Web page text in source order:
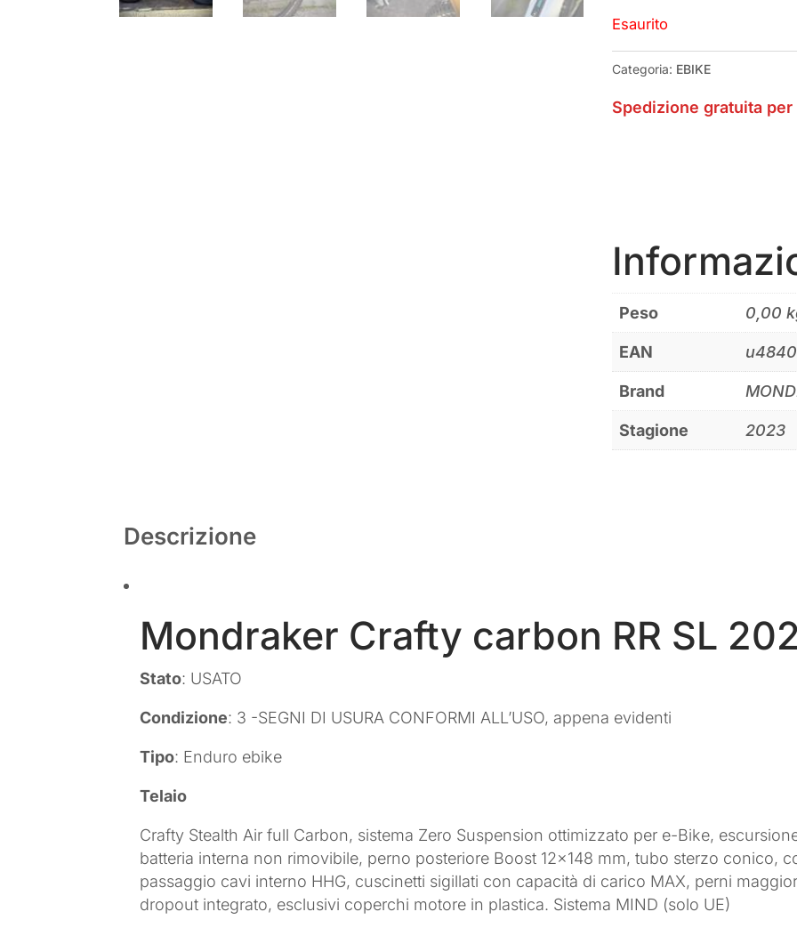
Esaurito
Categoria: EBIKE
Spedizione gratuita
Peso 0,00
EAN
Brand
Stagione 2023
Descrizione
Mondraker Crafty carbon RR SL
Stato: USATO
Condizione: 3 -SEGNI DI USURA CONFORMI ALL’USO, appena evidenti
Tipo: Enduro ebike
Telaio
Crafty Stealth Air full Carbon, sistema Zero Suspension ottimizzato per e-Bike,
batteria interna non rimovibile, perno posteriore Boost 12×148 mm, tubo sterzo conico,
passaggio cavi interno HHG, cuscinetti sigillati con capacità di carico MAX, perni
dropout integrato, esclusivi coperchi motore in plastica. Sistema MIND (solo UE)